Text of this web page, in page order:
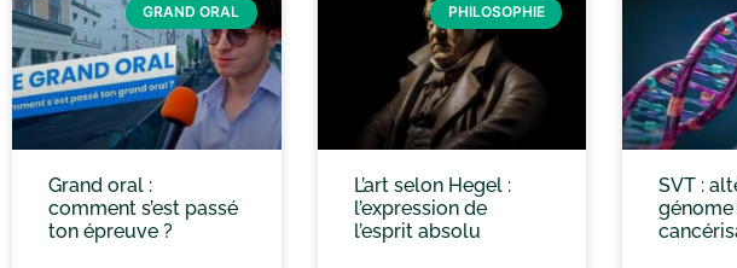
GRAND ORAL
Grand oral :
comment s’est passé
ton épreuve ?
PHILOSOPHIE
L’art selon Hegel :
l’expression de
l’esprit absolu
SVT :